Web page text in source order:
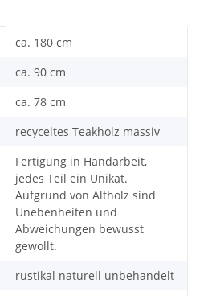
ca. 180 cm
ca. 90 cm
ca. 78 cm
recyceltes Teakholz massiv
Fertigung in Handarbeit,
jedes Teil ein Unikat.
Aufgrund von Altholz sind
Unebenheiten und
Abweichungen bewusst
gewollt.
rustikal naturell unbehandelt